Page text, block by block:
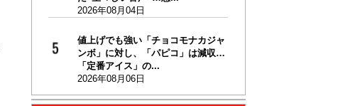
2026年08月04日
値上げでも強い「チョコモナカジャ
ンボ」に対し、「パピコ」は減収…
「定番アイス」の...
2026年08月06日